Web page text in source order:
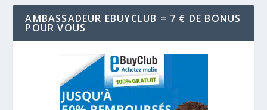
AMBASSADEUR EBUYCLUB = 7 € DE BONUS
POUR VOUS